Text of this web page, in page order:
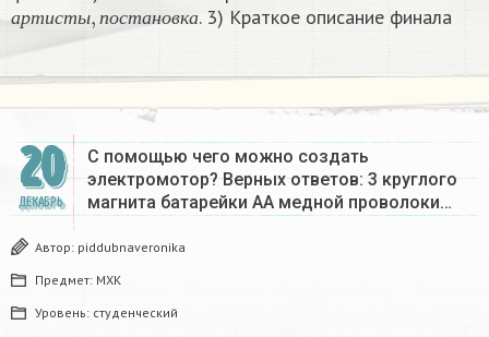
а р т и с т ы п остан овка . 3) Краткое описание финала​
20
ДЕКАБРЬ
С помощью чего можно создать
электромотор? Верных ответов: 3 круглого
магнита батарейки AA медной проволоки…
Автор: piddubnaveronika
Предмет: МХК
Уровень: студенческий